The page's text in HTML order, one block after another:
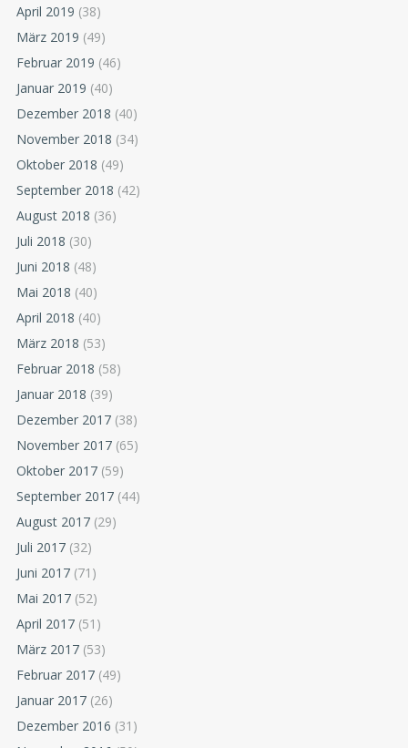
April 2019 (38)
März 2019 (49)
Februar 2019 (46)
Januar 2019 (40)
Dezember 2018 (40)
November 2018 (34)
Oktober 2018 (49)
September 2018 (42)
August 2018 (36)
Juli 2018 (30)
Juni 2018 (48)
Mai 2018 (40)
April 2018 (40)
März 2018 (53)
Februar 2018 (58)
Januar 2018 (39)
Dezember 2017 (38)
November 2017 (65)
Oktober 2017 (59)
September 2017 (44)
August 2017 (29)
Juli 2017 (32)
Juni 2017 (71)
Mai 2017 (52)
April 2017 (51)
März 2017 (53)
Februar 2017 (49)
Januar 2017 (26)
Dezember 2016 (31)